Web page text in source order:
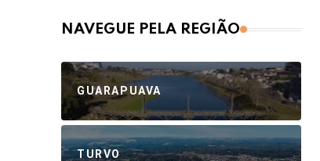
NAVEGUE PELA REGIÃO
GUARAPUAVA
TURVO